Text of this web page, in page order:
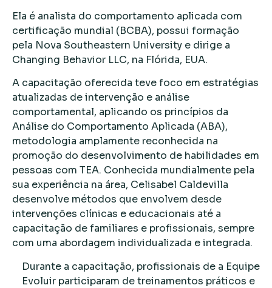
Ela é analista do comportamento aplicada com
certificação mundial (BCBA), possui formação
pela Nova Southeastern University e dirige a
Changing Behavior LLC, na Flórida, EUA.
A capacitação oferecida teve foco em estratégias
atualizadas de intervenção e análise
comportamental, aplicando os princípios da
Análise do Comportamento Aplicada (ABA),
metodologia amplamente reconhecida na
promoção do desenvolvimento de habilidades em
pessoas com TEA. Conhecida mundialmente pela
sua experiência na área, Celisabel Caldevilla
desenvolve métodos que envolvem desde
intervenções clínicas e educacionais até a
capacitação de familiares e profissionais, sempre
com uma abordagem individualizada e integrada.
Durante a capacitação, profissionais de a Equipe
Evoluir participaram de treinamentos práticos e